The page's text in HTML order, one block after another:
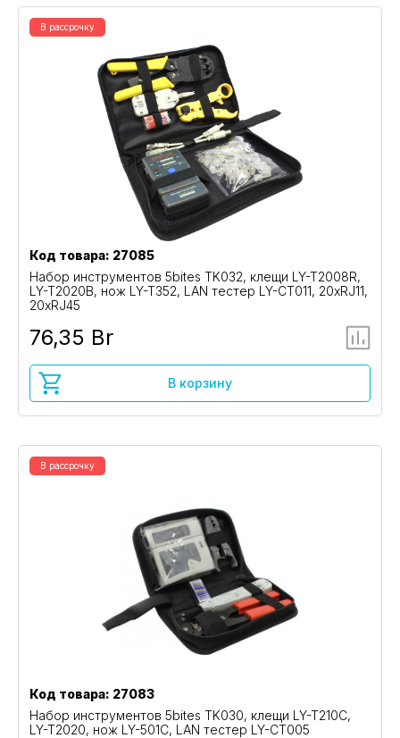
В рассрочку
Код товара: 27085
Набор инструментов 5bites TK032, клещи LY-T2008R,
LY-T2020B, нож LY-T352, LAN тестер LY-CT011, 20xRJ11,
20xRJ45
76,35 Br
В корзину
В рассрочку
Код товара: 27083
Набор инструментов 5bites TK030, клещи LY-T210C,
LY-T2020, нож LY-501C, LAN тестер LY-CT005